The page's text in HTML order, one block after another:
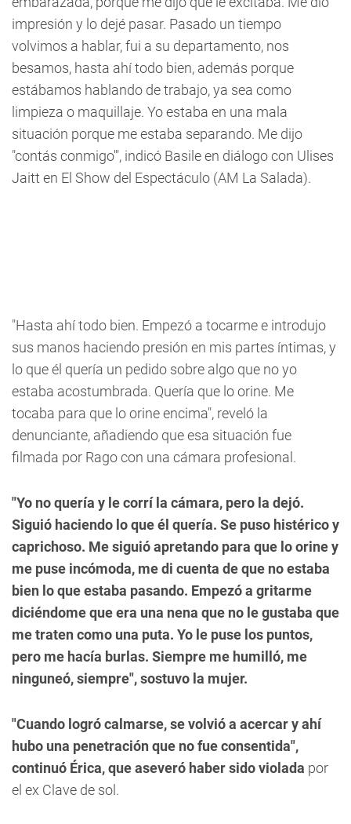
impresión y lo dejé pasar. Pasado un tiempo
volvimos a hablar, fui a su departamento, nos
besamos, hasta ahí todo bien, además porque
estábamos hablando de trabajo, ya sea como
limpieza o maquillaje. Yo estaba en una mala
situación porque me estaba separando. Me dijo
"contás conmigo'", indicó Basile en diálogo con Ulises
Jaitt en El Show del Espectáculo (AM La Salada).
"Hasta ahí todo bien. Empezó a tocarme e introdujo
sus manos haciendo presión en mis partes íntimas, y
lo que él quería un pedido sobre algo que no yo
estaba acostumbrada. Quería que lo orine. Me
tocaba para que lo orine encima", reveló la
denunciante, añadiendo que esa situación fue
filmada por Rago con una cámara profesional.
"Yo no quería y le corrí la cámara, pero la dejó.
Siguió haciendo lo que él quería. Se puso histérico y
caprichoso. Me siguió apretando para que lo orine y
me puse incómoda, me di cuenta de que no estaba
bien lo que estaba pasando. Empezó a gritarme
diciéndome que era una nena que no le gustaba que
me traten como una puta. Yo le puse los puntos,
pero me hacía burlas. Siempre me humilló, me
ninguneó, siempre", sostuvo la mujer.
"Cuando logró calmarse, se volvió a acercar y ahí
hubo una penetración que no fue consentida",
continuó Érica, que aseveró haber sido violada por
el ex Clave de sol.